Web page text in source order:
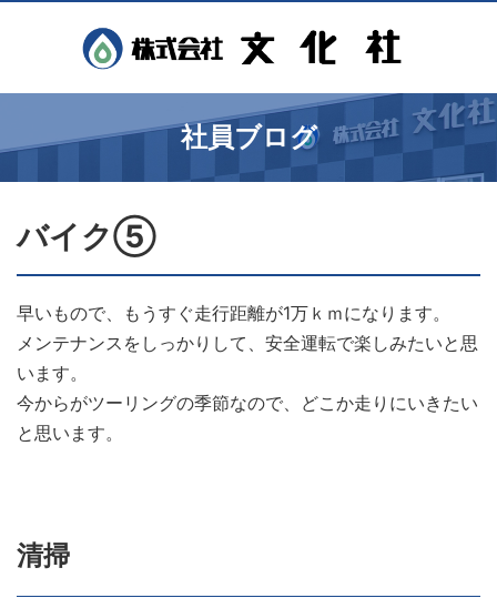
社員ブログ
バイク⑤
早いもので、もうすぐ走行距離が1万ｋｍになります。
メンテナンスをしっかりして、安全運転で楽しみたいと思
います。
今からがツーリングの季節なので、どこか走りにいきたい
と思います。
清掃